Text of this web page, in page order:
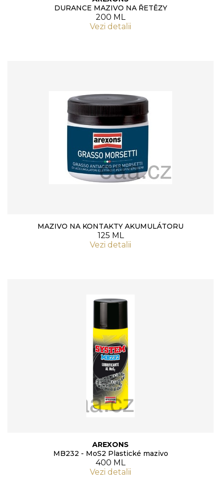
DURANCE MAZIVO NA ŘETĚZY
200 ML
Vezi detalii
MAZIVO NA KONTAKTY AKUMULÁTORU
125 ML
Vezi detalii
AREXONS
MB232 - MoS2 Plastické mazivo
400 ML
Vezi detalii